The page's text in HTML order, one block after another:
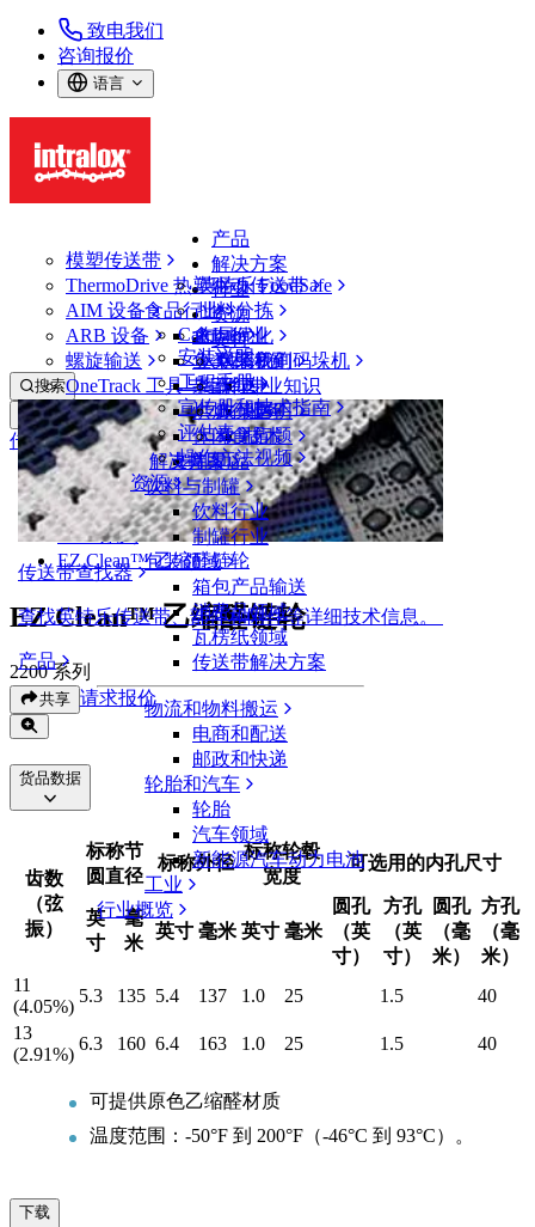
致电我们
咨询报价
语言
产品
模塑传送带
ThermoDrive 热塑驱动传送带
AIM 设备
ARB 设备
螺旋输送
OneTrack 工具与组件
传送带查找器
查找英特乐传送带、部件和附件等详细技术信息。
产品
解决方案
英特乐 FoodSafe
批料分拣
布局优化
从包装机到码垛机
专业知识
服务
技术
解决方案
行业
食品行业
禽肉行业
鱼类和海鲜
果蔬行业
烘焙行业
休闲食品
乳制品
饮料与制罐
饮料行业
制罐行业
包装领域
箱包产品输送
消费品领域
瓦楞纸领域
传送带解决方案
物流和物料搬运
电商和配送
邮政和快递
轮胎和汽车
轮胎
汽车领域
新能源汽车动力电池
工业
行业概览
资源
CalcLab
安装说明
工程手册
宣传册和技术指南
评估表
操作方法视频
资源
支持
联系我们
保证
政策声明
常见问题
支持
搜索
打开菜单
传送带查找器
传送带查找器
模塑传送带
2200 系列
EZ Clean™ 乙缩醛链轮
EZ Clean™ 乙缩醛链轮
2200 系列
共享 请求报价
货品数据
齿数
（弦
振）
标称节
圆直径
标称外径
标称轮毂
宽度
可选用的内孔尺寸
英
寸
毫
米
英寸 毫米 英寸 毫米
圆孔
（英
寸）
方孔
（英
寸）
圆孔
（毫
米）
方孔
（毫
米）
11
(4.05%)
5.3 135 5.4 137 1.0 25 1.5
40
13
(2.91%)
6.3 160 6.4 163 1.0 25 1.5 40
可提供原色乙缩醛材质
温度范围：-50°F 到 200°F（-46°C 到 93°C）。
下载